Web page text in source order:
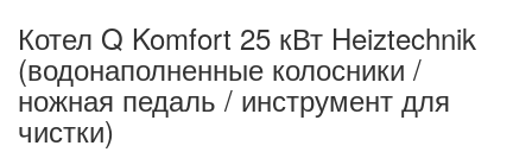
Котел Q Komfort 25 кВт Heiztechnik
(водонаполненные колосники /
ножная педаль / инструмент для
чистки)